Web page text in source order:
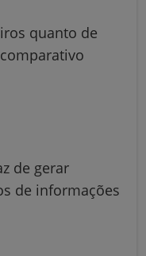
quanto de
de gerar
de informações